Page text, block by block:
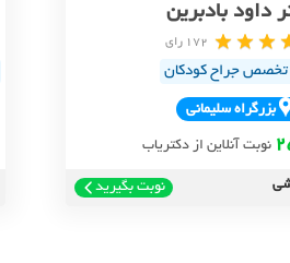
داود بادبرین
172 رای
جراح کودکان
بزرگراه سليماني
نوبت آنلاین از دکتریاب
نوبت بگیرید